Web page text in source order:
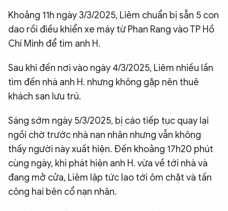
Khoảng 11h ngày 3/3/2025, Liêm chuẩn bị sẵn 5 con
dao rồi điều khiển xe máy từ Phan Rang vào TP Hồ
Chí Minh để tìm anh H.
Sau khi đến nơi vào ngày 4/3/2025, Liêm nhiều lần
tìm đến nhà anh H. nhưng không gặp nên thuê
khách sạn lưu trú.
Sáng sớm ngày 5/3/2025, bị cáo tiếp tục quay lại
ngồi chờ trước nhà nạn nhân nhưng vẫn không
thấy người này xuất hiện. Đến khoảng 17h20 phút
cùng ngày, khi phát hiện anh H. vừa về tới nhà và
đang mở cửa, Liêm lập tức lao tới ôm chặt và tấn
công hai bên cổ nạn nhân.